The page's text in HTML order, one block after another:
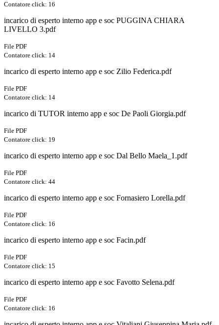
Contatore click: 16
incarico di esperto interno app e soc PUGGINA CHIARA
LIVELLO 3.pdf
File PDF
Contatore click: 14
incarico di esperto interno app e soc Zilio Federica.pdf
File PDF
Contatore click: 14
incarico di TUTOR interno app e soc De Paoli Giorgia.pdf
File PDF
Contatore click: 19
incarico di esperto interno app e soc Dal Bello Maela_1.pdf
File PDF
Contatore click: 44
incarico di esperto interno app e soc Fornasiero Lorella.pdf
File PDF
Contatore click: 16
incarico di esperto interno app e soc Facin.pdf
File PDF
Contatore click: 15
incarico di esperto interno app e soc Favotto Selena.pdf
File PDF
Contatore click: 16